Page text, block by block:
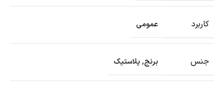
کاربرد عمومی
جنس برنج,پلاستیک